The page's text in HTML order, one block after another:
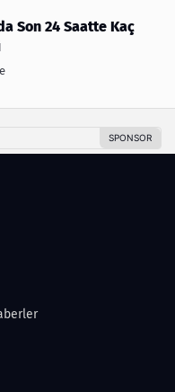
Son 24 Saatte Kaç